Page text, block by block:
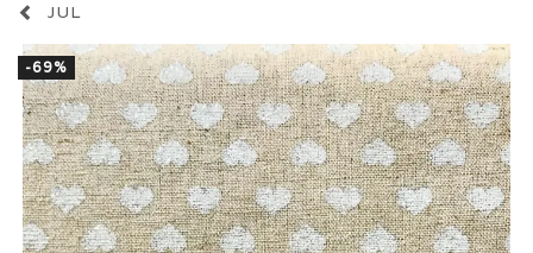
JUL
-69%